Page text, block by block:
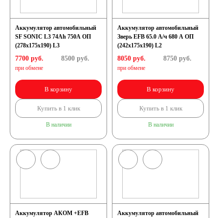
Аккумулятор автомобильный
SF SONIC L3 74Ah 750A ОП
(278х175х190) L3
7700 руб.
при обмене
8500руб.
В корзину
Купить в 1 клик
В наличии
Аккумулятор автомобильный
Зверь EFB 65.0 А/ч 680 А ОП
(242x175x190) L2
8050 руб.
при обмене
8750руб.
В корзину
Купить в 1 клик
В наличии
Аккумулятор АКОМ +EFB
Аккумулятор автомобильный